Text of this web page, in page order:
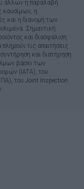
άλλων η παραλαβή
καυσίμων, η
και η διανομή των
Σημαντική
και διασφάλιση
τις απαιτήσεις
και διατήρηση
βάσει των
(IATA), του
του Joint Inspection